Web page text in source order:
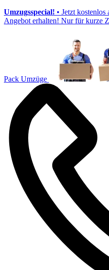
Umzugsspecial! • Jetzt
Angebot erhalten! Nur für kurze
Pack Umzüge